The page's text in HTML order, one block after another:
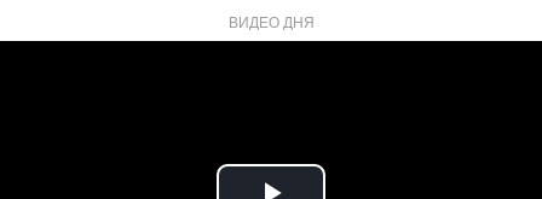
ВИДЕО ДНЯ